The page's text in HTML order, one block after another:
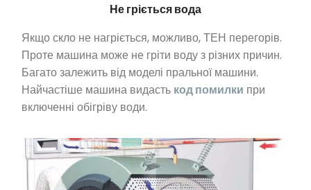
Не гріється вода
Якщо скло не нагріється, можливо, ТЕН перегорів.
Проте машина може не гріти воду з різних причин.
Багато залежить від моделі пральної машини.
Найчастіше машина видасть код помилки при
включенні обігріву води.